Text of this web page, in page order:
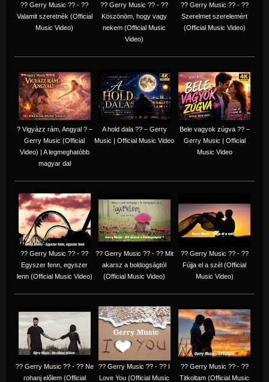
?? Gerry Music ?? - ??
Valamit szeretnék (Official
Music Video)
?? Gerry Music ?? - ??
Köszönöm, hogy vagy
nekem (Official Music
Video)
?? Gerry Music ?? - ??
Szerelmet szerelemért
(Official Music Video)
? Vigyázz rám, Angyal ? –
Gerry Music (Official
Video) | A legmeghatóbb
magyar dal
A hold dala ?? – Gerry
Music | Official Music Video
Bele vagyok zúgva ?? –
Gerry Music | Official
Music Video
?? Gerry Music ?? - ??
Egyszer fenn, egyszer
lenn (Official Music Video)
?? Gerry Music ?? - ?? Mit
akarsz a boldogságtól
(Official Music Video)
?? Gerry Music ?? - ??
Fújja el a szél (Official
Music Video)
?? Gerry Music ?? - ?? Ne
rohanj előlem (Official
?? Gerry Music ?? - ?? I
Love You (Official Music
?? Gerry Music ?? - ??
Titkoltam (Official Music